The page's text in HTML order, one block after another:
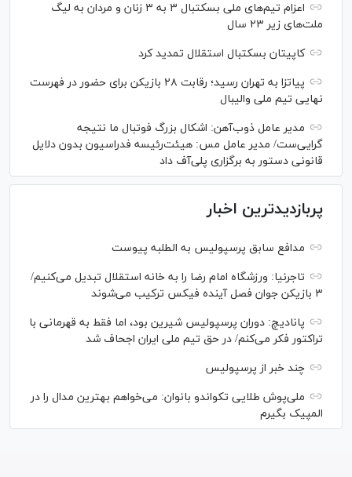
اعزام تیم‌های ملی بسکتبال ۳ به ۳ زنان و مردان به لیگ
ملت‌های زیر ۲۳ سال
کاپیتان بسکتبال استقلال تمدید کرد
پیاتزا به تهران رسید؛ رقابت ۲۸ بازیکن برای حضور در فهرست
نهایی تیم ملی والیبال
مدیر عامل ذوب‌آهن: اشکال بزرگ فوتبال ما نتیجه
گرایی‌ست/ مدیر عامل مس: هیئت‌رئیسه فدراسیون بدون دلایل
قانونی دستور به برگزاری پلی‌آف داد
پربازدیدترین اخبار
مدافع سابق پرسپولیس به الطلبه پیوست
تاجرنیا: ورزشگاه امام رضا را به خانه استقلال تبدیل می‌کنیم/
۳ بازیکن جوان فصل آینده فیکس ترکیب می‌شوند
پانادیچ: دوران پرسپولیس شیرین بود، اما فقط به قهرمانی با
تراکتور فکر می‌کنم/ در حق تیم ملی ایران اجحاف شد
چند خبر از پرسپولیس
ملی‌پوش‌ طلایی تکواندو بانوان: می‌خواهم بهترین مدال را در
المپیک بگیرم